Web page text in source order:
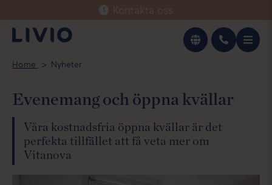
Kontakta oss
Home Nyheter
Evenemang och öppna kvällar
Våra kostnadsfria öppna kvällar är det
perfekta tillfället att få veta mer om
Vitanova